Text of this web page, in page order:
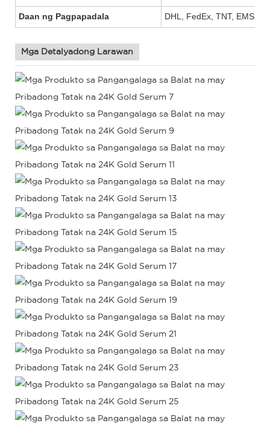
Daan ng Pagpapadala DHL, FedEx, TNT, EMS,
Mga Detalyadong Larawan